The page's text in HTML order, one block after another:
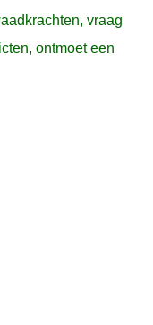
vraag
ontmoet een